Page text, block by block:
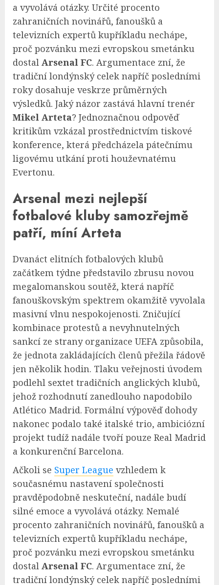
a vyvolává otázky. Určité procento
zahraničních novinářů, fanoušků a
televizních expertů kupříkladu nechápe,
proč pozvánku mezi evropskou smetánku
dostal Arsenal FC. Argumentace zní, že
tradiční londýnský celek napříč posledními
roky dosahuje veskrze průměrných
výsledků. Jaký názor zastává hlavní trenér
Mikel Arteta? Jednoznačnou odpověď
kritikům vzkázal prostřednictvím tiskové
konference, která předcházela pátečnímu
ligovému utkání proti houževnatému
Evertonu.
Arsenal mezi nejlepší
fotbalové kluby samozřejmě
patří, míní Arteta
Dvanáct elitních fotbalových klubů
začátkem týdne představilo zbrusu novou
megalomanskou soutěž, která napříč
fanouškovským spektrem okamžitě vyvolala
masivní vlnu nespokojenosti. Zničující
kombinace protestů a nevyhnutelných
sankcí ze strany organizace UEFA způsobila,
že jednota zakládajících členů přežila řádově
jen několik hodin. Tlaku veřejnosti úvodem
podlehl sextet tradičních anglických klubů,
jehož rozhodnutí zanedlouho napodobilo
Atlético Madrid. Formální výpověď dohody
nakonec podalo také italské trio, ambiciózní
projekt tudíž nadále tvoří pouze Real Madrid
a konkurenční Barcelona.
Ačkoli se Super League vzhledem k
současnému nastavení společnosti
pravděpodobně neskuteční, nadále budí
silné emoce a vyvolává otázky. Nemalé
procento zahraničních novinářů, fanoušků a
televizních expertů kupříkladu nechápe,
proč pozvánku mezi evropskou smetánku
dostal Arsenal FC. Argumentace zní, že
tradiční londýnský celek napříč posledními